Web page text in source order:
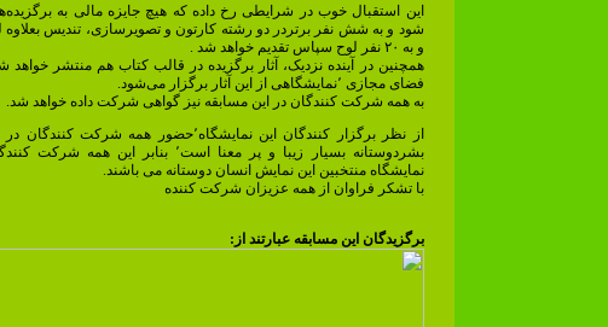
این استقبال خوب در شرایطی رخ داده که هیچ جایزه مالی به
شود و به شش نفر برتردر دو رشته کارتون و تصویرسازی، تندیس
و به ۲۰ نفر لوح سپاس تقدیم خواهد شد .
همچنین در آینده نزدیک، آثار برگزیده در قالب کتاب هم منتشر خواهد
فضای مجازی ٬نمایشگاهی از این آثار برگزار می‌شود.
به همه شرکت کنندگان در این مسابقه نیز گواهی شرکت داده خواهد شد.
از نظر برگزار کنندگان این نمایشگاه٬حضور همه شرکت
بشردوستانه بسیار زیبا و پر معنا است٬ بنابر این
نمایشگاه منتخبین این نمایش انسان دوستانه می باشند.
با تشکر فراوان از همه عزیزان شرکت کننده
برگزیدگان این مسابقه عبارتند از: